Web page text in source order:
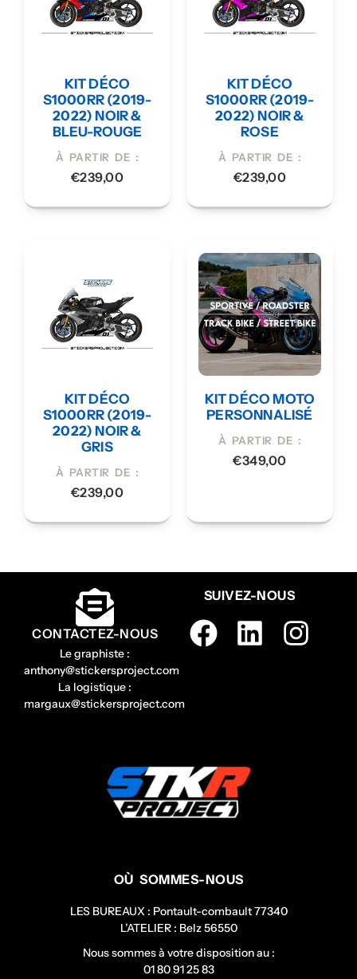
KIT DÉCO
S1000RR (2019-
2022) NOIR &
BLEU-ROUGE
À PARTIR DE :
€239,00
KIT DÉCO
S1000RR (2019-
2022) NOIR &
ROSE
À PARTIR DE :
€239,00
KIT DÉCO
S1000RR (2019-
2022) NOIR &
GRIS
À PARTIR DE :
€239,00
KIT DÉCO MOTO
PERSONNALISÉ
À PARTIR DE :
€349,00
CONTACTEZ-NOUS
Le graphiste :
anthony@stickersproject.com
La logistique :
margaux@stickersproject.com
SUIVEZ-NOUS
OÙ SOMMES-NOUS
LES BUREAUX : Pontault-combault 77340
L’ATELIER : Belz 56550
Nous sommes à votre disposition au :
01 80 91 25 83